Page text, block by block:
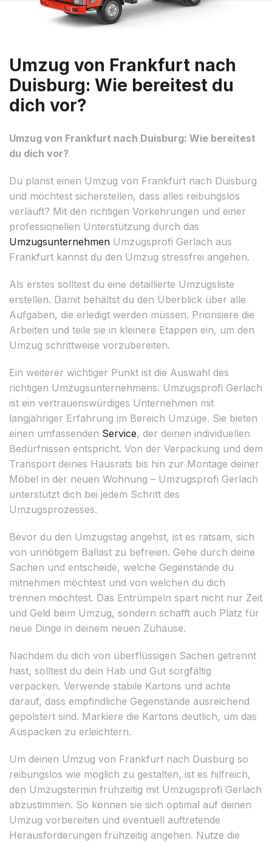
Umzug von Frankfurt nach
Duisburg: Wie bereitest du
dich vor?
Umzug von Frankfurt nach Duisburg: Wie bereitest
du dich vor?
Du planst einen Umzug von Frankfurt nach Duisburg
und möchtest sicherstellen, dass alles reibungslos
verläuft? Mit den richtigen Vorkehrungen und einer
professionellen Unterstützung durch das
Umzugsunternehmen Umzugsprofi Gerlach aus
Frankfurt kannst du den Umzug stressfrei angehen.
Als erstes solltest du eine detaillierte Umzugsliste
erstellen. Damit behältst du den Überblick über alle
Aufgaben, die erledigt werden müssen. Priorisiere die
Arbeiten und teile sie in kleinere Etappen ein, um den
Umzug schrittweise vorzubereiten.
Ein weiterer wichtiger Punkt ist die Auswahl des
richtigen Umzugsunternehmens. Umzugsprofi Gerlach
ist ein vertrauenswürdiges Unternehmen mit
langjähriger Erfahrung im Bereich Umzüge. Sie bieten
einen umfassenden Service, der deinen individuellen
Bedürfnissen entspricht. Von der Verpackung und dem
Transport deines Hausrats bis hin zur Montage deiner
Möbel in der neuen Wohnung – Umzugsprofi Gerlach
unterstützt dich bei jedem Schritt des
Umzugsprozesses.
Bevor du den Umzugstag angehst, ist es ratsam, sich
von unnötigem Ballast zu befreien. Gehe durch deine
Sachen und entscheide, welche Gegenstände du
mitnehmen möchtest und von welchen du dich
trennen möchtest. Das Entrümpeln spart nicht nur Zeit
und Geld beim Umzug, sondern schafft auch Platz für
neue Dinge in deinem neuen Zuhause.
Nachdem du dich von überflüssigen Sachen getrennt
hast, solltest du dein Hab und Gut sorgfältig
verpacken. Verwende stabile Kartons und achte
darauf, dass empfindliche Gegenstände ausreichend
gepolstert sind. Markiere die Kartons deutlich, um das
Auspacken zu erleichtern.
Um deinen Umzug von Frankfurt nach Duisburg so
reibungslos wie möglich zu gestalten, ist es hilfreich,
den Umzugstermin frühzeitig mit Umzugsprofi Gerlach
abzustimmen. So können sie sich optimal auf deinen
Umzug vorbereiten und eventuell auftretende
Herausforderungen frühzeitig angehen. Nutze die